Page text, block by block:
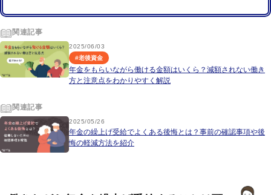
関連記事
2025/06/03
#老後資金
年金をもらいながら働ける金額はいくら？減額されない働き
方と注意点をわかりやすく解説
関連記事
2025/05/26
年金の繰上げ受給でよくある後悔とは？事前の確認事項や後
悔の軽減方法を紹介